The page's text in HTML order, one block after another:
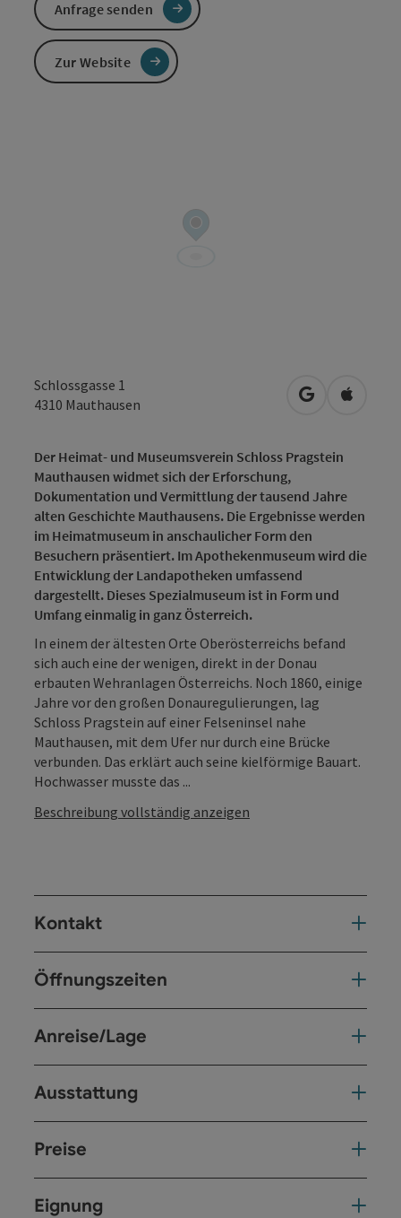
Schlossgasse 1
4310 Mauthausen in Google
in
Der Heimat- und Museumsverein Schloss Pragstein
Mauthausen widmet sich der Erforschung,
Dokumentation und Vermittlung der tausend Jahre
alten Geschichte Mauthausens. Die Ergebnisse werden
im Heimatmuseum in anschaulicher Form den
Besuchern präsentiert. Im Apothekenmuseum wird die
Entwicklung der Landapotheken umfassend
dargestellt. Dieses Spezialmuseum ist in Form und
Umfang einmalig in ganz Österreich.
In einem der ältesten Orte Oberösterreichs befand
sich auch eine der wenigen, direkt in der Donau
erbauten Wehranlagen Österreichs. Noch 1860, einige
Jahre vor den großen Donauregulierungen, lag
Schloss Pragstein auf einer Felseninsel nahe
Mauthausen, mit dem Ufer nur durch eine Brücke
verbunden. Das erklärt auch seine kielförmige Bauart.
Hochwasser musste das ...
Beschreibung vollständig anzeigen
Kontakt
Öffnungszeiten
Anreise/Lage
Ausstattung
Preise
Eignung
Anfrage senden
Zur Website